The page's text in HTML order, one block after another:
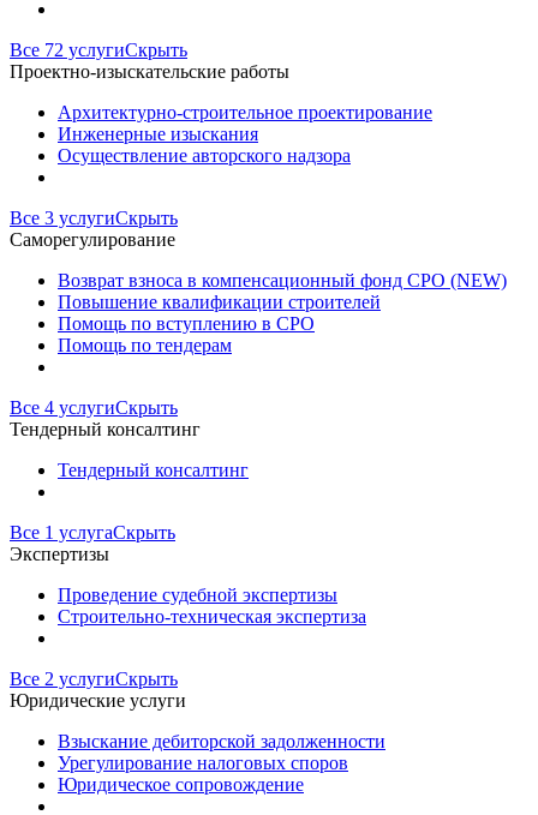
Все 72 услугиСкрыть
Проектно-изыскательские работы
Архитектурно-строительное проектирование
Инженерные изыскания
Осуществление авторского надзора
Все 3 услугиСкрыть
Саморегулирование
Возврат взноса в компенсационный фонд СРО (NEW)
Повышение квалификации строителей
Помощь по вступлению в СРО
Помощь по тендерам
Все 4 услугиСкрыть
Тендерный консалтинг
Тендерный консалтинг
Все 1 услугаСкрыть
Экспертизы
Проведение судебной экспертизы
Строительно-техническая экспертиза
Все 2 услугиСкрыть
Юридические услуги
Взыскание дебиторской задолженности
Урегулирование налоговых споров
Юридическое сопровождение